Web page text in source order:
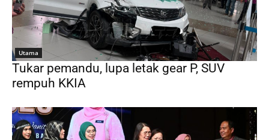
Utama
Tukar pemandu, lupa letak gear P, SUV
rempuh KKIA